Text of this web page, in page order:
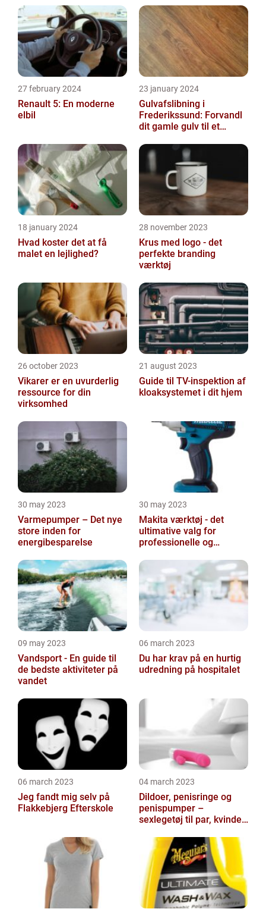
27 february 2024
Renault 5: En moderne
elbil
23 january 2024
Gulvafslibning i
Frederikssund: Forvandl
dit gamle gulv til et
18 january 2024
Hvad koster det at få
malet en lejlighed?
28 november 2023
Krus med logo - det
perfekte branding
værktøj
26 october 2023
Vikarer er en uvurderlig
ressource for din
virksomhed
21 august 2023
Guide til TV-inspektion af
kloaksystemet i dit hjem
30 may 2023
Varmepumper – Det nye
store inden for
energibesparelse
30 may 2023
Makita værktøj - det
ultimative valg for
professionelle og
selv'ere
09 may 2023
Vandsport - En guide til
de bedste aktiviteter på
vandet
06 march 2023
Du har krav på en hurtig
udredning på hospitalet
06 march 2023
Jeg fandt mig selv på
Flakkebjerg Efterskole
04 march 2023
Dildoer, penisringe og
penispumper –
sexlegetøj til par, kvinder